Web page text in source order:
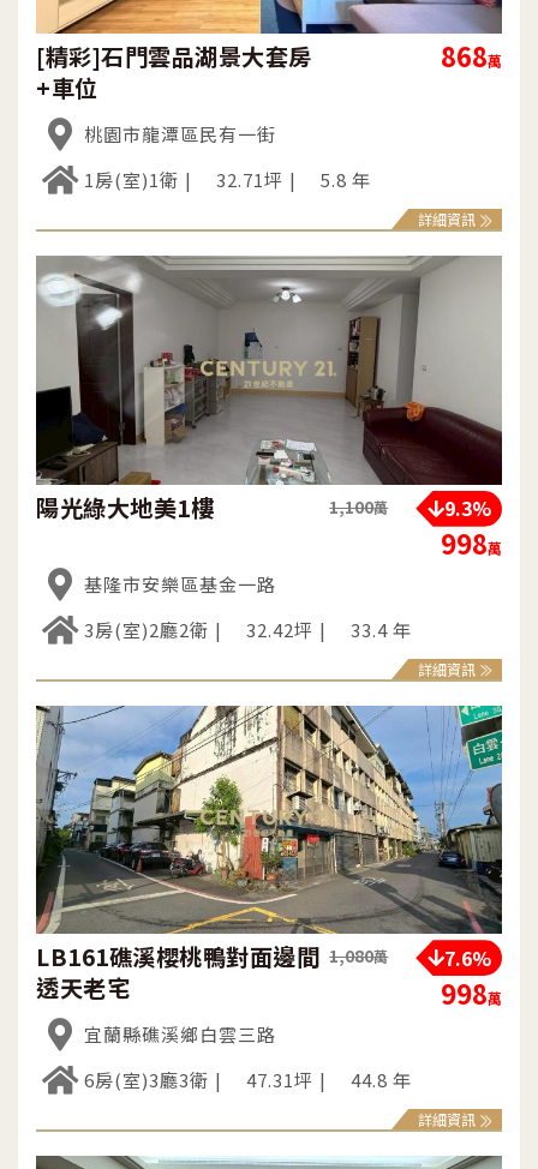
[精彩]石門雲品湖景大套房
+車位
868萬
桃園市龍潭區民有一街
1房(室)1衛
32.71坪 5.8 年
詳細資訊
陽光綠大地美1樓 1,100萬 9.3%
998萬
基隆市安樂區基金一路
3房(室)2廳2衛
32.42坪 33.4 年
詳細資訊
LB161礁溪櫻桃鴨對面邊間
透天老宅
1,080萬 7.6%
998萬
宜蘭縣礁溪鄉白雲三路
6房(室)3廳3衛
47.31坪 44.8 年
詳細資訊